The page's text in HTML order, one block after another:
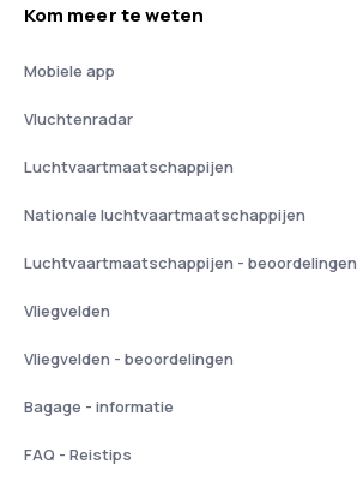
Kom meer te weten
Mobiele app
Vluchtenradar
Luchtvaartmaatschappijen
Nationale luchtvaartmaatschappijen
Luchtvaartmaatschappijen - beoordelingen
Vliegvelden
Vliegvelden - beoordelingen
Bagage - informatie
FAQ - Reistips